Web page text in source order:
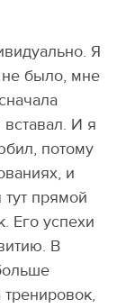
Я
было, мне
И я
потому
и
прямой
Его успехи
В